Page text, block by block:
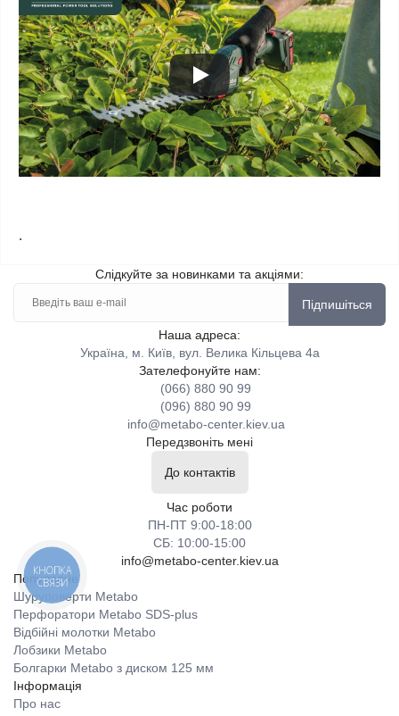
.
Слідкуйте за новинками та акціями:
Підпишіться
Наша адреса:
Україна, м. Київ, вул. Велика Кільцева 4а
Зателефонуйте нам:
(066) 880 90 99
(096) 880 90 99
info@metabo-center.kiev.ua
Передзвоніть мені
До контактів
Час роботи
ПН-ПТ 9:00-18:00
СБ: 10:00-15:00
info@metabo-center.kiev.ua
Популярне
Шуруповерти Metabo
Перфоратори Metabo SDS-plus
Відбійні молотки Metabo
Лобзики Metabo
Болгарки Metabo з диском 125 мм
Інформація
Про нас
КНОПКА
СВЯЗИ